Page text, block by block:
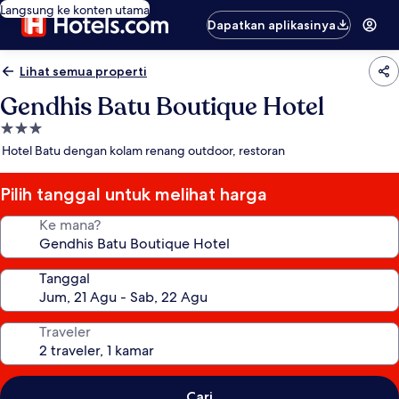
Langsung ke konten utama
Dapatkan aplikasinya
Lihat semua properti
Gendhis Batu Boutique Hotel
Properti
bintang
Hotel Batu dengan kolam renang outdoor, restoran
Pilih tanggal untuk melihat harga
Ke mana?
Tanggal
Traveler